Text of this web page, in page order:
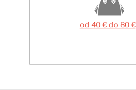
od 40 € do 80 €